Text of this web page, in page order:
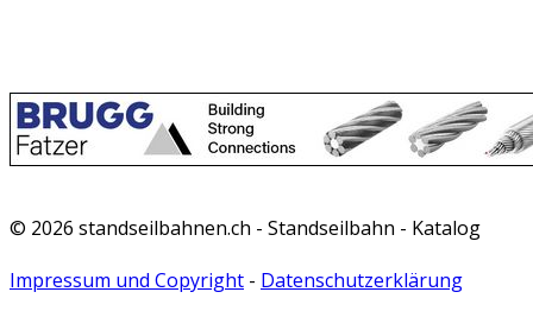
© 2026 standseilbahnen.ch - Standseilbahn - Katalog
Impressum und Copyright - Datenschutzerklärung